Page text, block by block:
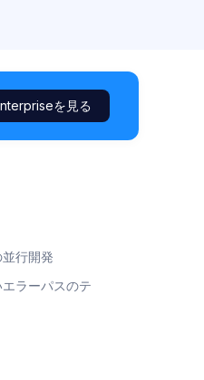
を見る
行開発
ラーパスのテ